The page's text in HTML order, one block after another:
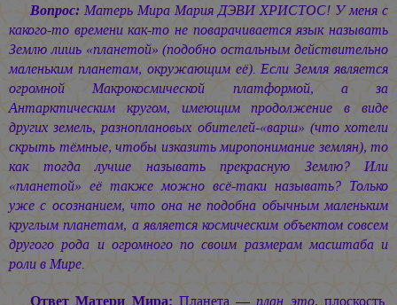
Вопрос: Матерь Мира Мария ДЭВИ ХРИСТОС! У меня с
какого-то времени как-то не поварачивается язык называть
Землю лишь «планетой» (подобно остальным действительно
маленьким планетам, окружающим её). Если Земля является
огромной Макрокосмической платформой, а за
Антарктическим кругом, имеющим продолжение в виде
других земель, разноплановых обителей-«варш» (что хотели
скрыть тёмные, чтобы изказить миропонимание землян), то
как тогда лучше называть прекрасную Землю? Или
«планетой» её также можно всё-таки называть? Только
уже с осознанием, что она не подобна обычным маленьким
круглым планетам, а является космическим объектом совсем
другого рода и огромного по своим размерам масштаба и
роли в Мире.
Ответ Матери Мира: Планета —план это, плоскость.